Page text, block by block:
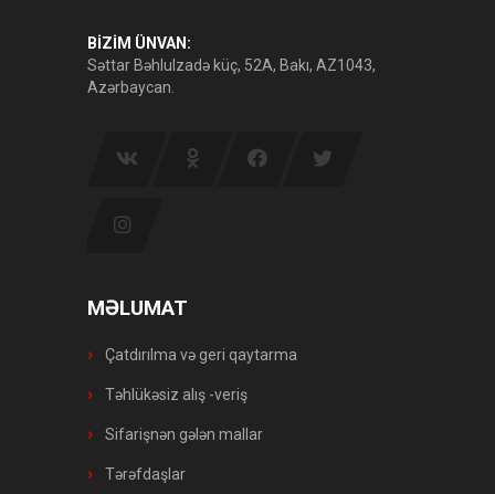
BİZİM ÜNVAN:
Səttar Bəhlulzadə küç, 52A, Bakı, AZ1043,
Azərbaycan.
MƏLUMAT
Çatdırılma və geri qaytarma
Təhlükəsiz alış -veriş
Sifarişnən gələn mallar
Tərəfdaşlar